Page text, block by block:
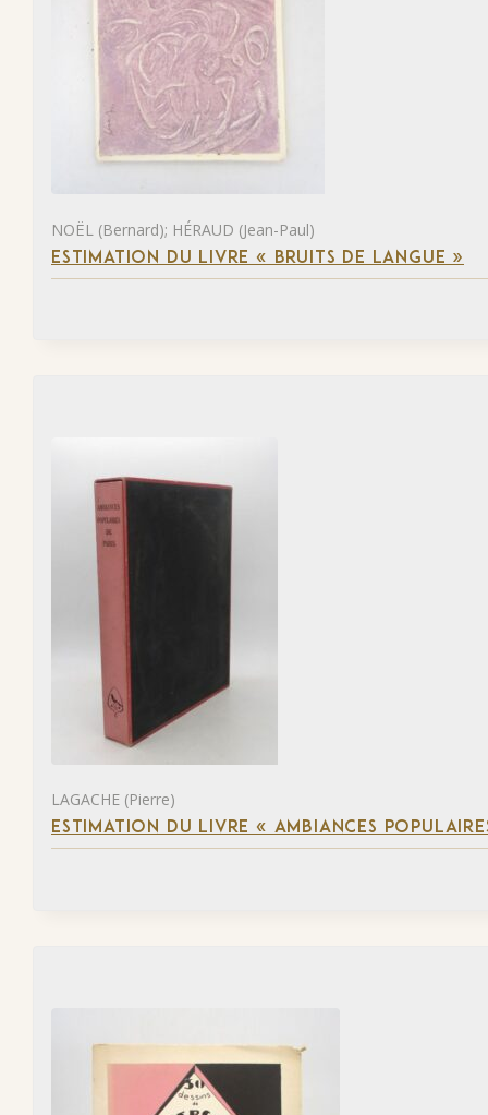
NOËL (Bernard); HÉRAUD (Jean-Paul)
ESTIMATION DU LIVRE « BRUITS DE LANGUE »
LAGACHE (Pierre)
ESTIMATION DU LIVRE « AMBIANCES